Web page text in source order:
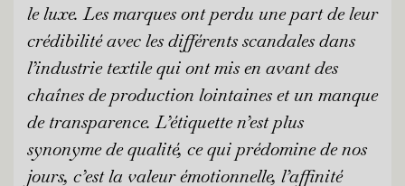
le luxe. Les marques ont perdu une part de leur
crédibilité avec les différents scandales dans
l’industrie textile qui ont mis en avant des
chaînes de production lointaines et un manque
de transparence. L’étiquette n’est plus
synonyme de qualité, ce qui prédomine de nos
jours, c’est la valeur émotionnelle, l’affinité